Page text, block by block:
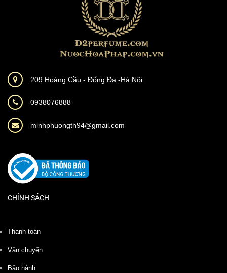
209 Hoàng Cầu - Đống Đa -Hà Nội
0938076888
minhphuongtn94@gmail.com
CHÍNH SÁCH
Thanh toán
Vận chuyển
Bảo hành